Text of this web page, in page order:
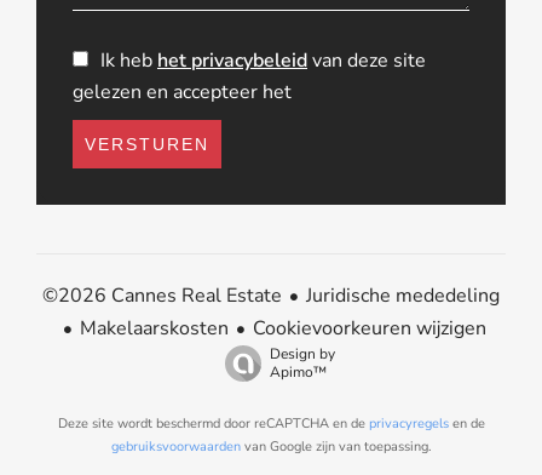
Ik heb het privacybeleidvan deze site
gelezen en accepteer het
VERSTUREN
©2026 Cannes Real Estate
Juridische mededeling
Makelaarskosten
Cookievoorkeuren wijzigen
Design by
Apimo™
Deze site wordt beschermd door reCAPTCHA en de privacyregelsen de
gebruiksvoorwaardenvan Google zijn van toepassing.